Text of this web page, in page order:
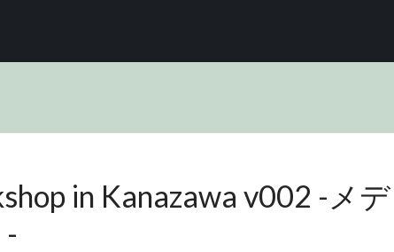
in Kanazawa v002 -メデ